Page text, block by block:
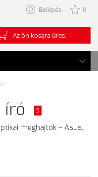
Belépés 0
Az ön kosara üres.
író 5
meghajtók – Asus,